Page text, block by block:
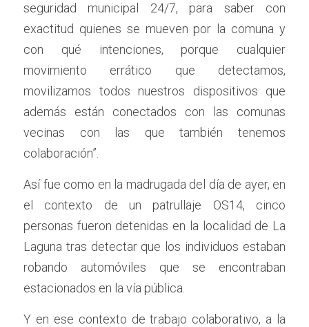
seguridad municipal 24/7, para saber con
exactitud quienes se mueven por la comuna y
con qué intenciones, porque cualquier
movimiento errático que detectamos,
movilizamos todos nuestros dispositivos que
además están conectados con las comunas
vecinas con las que también tenemos
colaboración”.
Así fue como en la madrugada del día de ayer, en
el contexto de un patrullaje OS14, cinco
personas fueron detenidas en la localidad de La
Laguna tras detectar que los individuos estaban
robando automóviles que se encontraban
estacionados en la vía pública.
Y en ese contexto de trabajo colaborativo, a la